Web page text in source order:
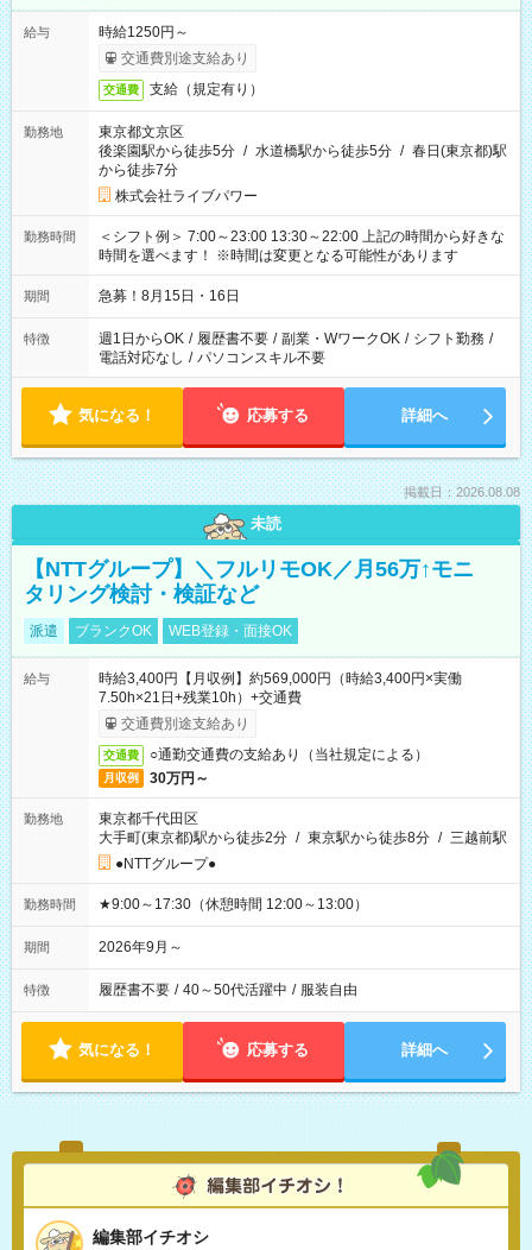
給与
時給1250円～
交通費別途支給あり
交通費 支給（規定有り）
勤務地
東京都文京区
後楽園駅から徒歩5分 / 水道橋駅から徒歩5分 / 春日(東京都)駅
から徒歩7分
株式会社ライブパワー
勤務時間
＜シフト例＞ 7:00～23:00 13:30～22:00 上記の時間から好きな
時間を選べます！ ※時間は変更となる可能性があります
期間 急募！8月15日・16日
特徴 週1日からOK / 履歴書不要 / 副業・WワークOK / シフト勤務 /
電話対応なし / パソコンスキル不要
気になる！ 応募する 詳細へ
掲載日：2026.08.08
未読
【NTTグループ】＼フルリモOK／月56万↑モニ
タリング検討・検証など
派遣 ブランクOK WEB登録・面接OK
給与
時給3,400円【月収例】約569,000円（時給3,400円×実働
7.50h×21日+残業10h）+交通費
交通費別途支給あり
交通費 ○通勤交通費の支給あり（当社規定による）
月収例 30万円～
勤務地
東京都千代田区
大手町(東京都)駅から徒歩2分 / 東京駅から徒歩8分 / 三越前駅
●NTTグループ●
勤務時間 ★9:00～17:30（休憩時間 12:00～13:00）
期間 2026年9月～
特徴 履歴書不要 / 40～50代活躍中 / 服装自由
気になる！ 応募する 詳細へ
編集部イチオシ